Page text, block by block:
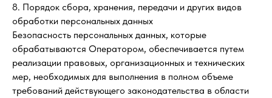
8. Порядок сбора, хранения, передачи и других видов
обработки персональных данных
Безопасность персональных данных, которые
обрабатываются Оператором, обеспечивается путем
реализации правовых, организационных и технических
мер, необходимых для выполнения в полном объеме
требований действующего законодательства в области